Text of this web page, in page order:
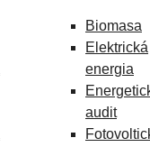
Biomasa
Elektrická
energia
audit